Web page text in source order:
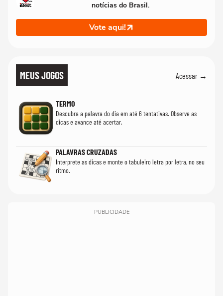
notícias do Brasil.
Vote aqui!
MEUS JOGOS Acessar →
TERMO
Descubra a palavra do dia em até 6 tentativas. Observe as
dicas e avance até acertar.
PALAVRAS CRUZADAS
Interprete as dicas e monte o tabuleiro letra por letra, no seu
ritmo.
PUBLICIDADE